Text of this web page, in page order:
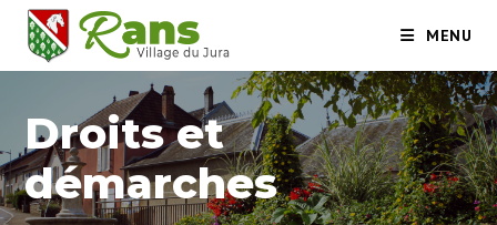
MENU
Droits et
démarches